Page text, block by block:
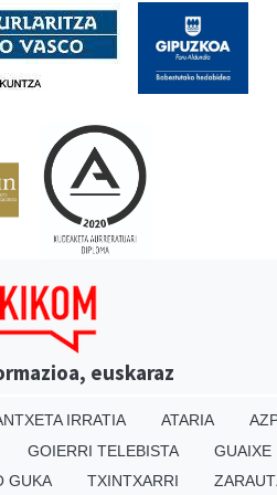
euskaraz
IRRATIA ATARIA
GOIERRI TELEBISTA
GUAIXE
GUKA TXINTXARRI